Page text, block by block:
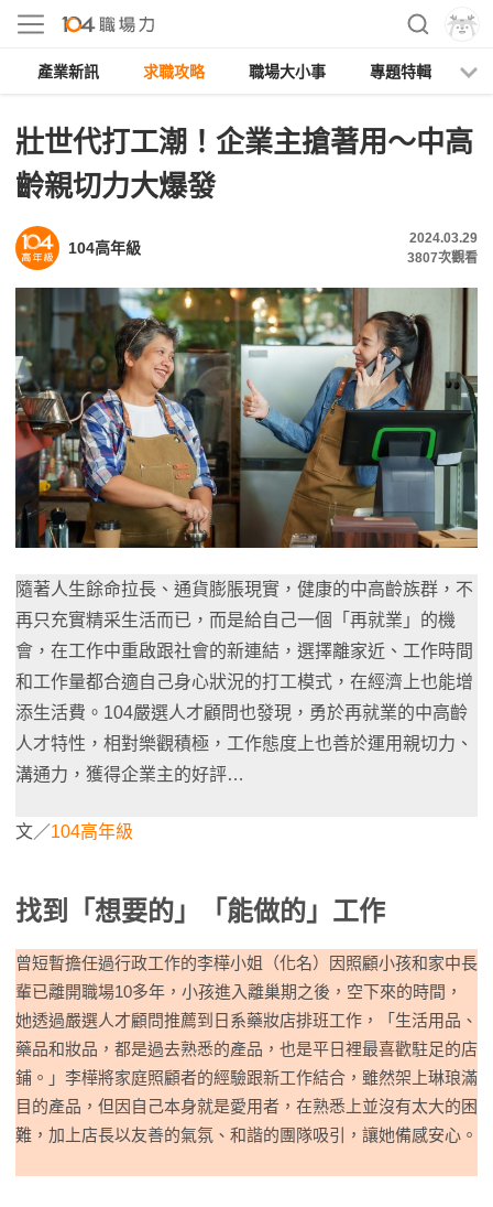
產業新訊 求職攻略 職場大小事 專題特輯
壯世代打工潮！企業主搶著用～中高
齡親切力大爆發
104高年級
2024.03.29
3807次觀看
隨著人生餘命拉長、通貨膨脹現實，健康的中高齡族群，不
再只充實精采生活而已，而是給自己一個「再就業」的機
會，在工作中重啟跟社會的新連結，選擇離家近、工作時間
和工作量都合適自己身心狀況的打工模式，在經濟上也能增
添生活費。104嚴選人才顧問也發現，勇於再就業的中高齡
人才特性，相對樂觀積極，工作態度上也善於運用親切力、
溝通力，獲得企業主的好評…
文／104高年級
找到「想要的」「能做的」工作
曾短暫擔任過行政工作的李樺小姐（化名）因照顧小孩和家中長
輩已離開職場10多年，小孩進入離巢期之後，空下來的時間，
她透過嚴選人才顧問推薦到日系藥妝店排班工作，「生活用品、
藥品和妝品，都是過去熟悉的產品，也是平日裡最喜歡駐足的店
鋪。」李樺將家庭照顧者的經驗跟新工作結合，雖然架上琳琅滿
目的產品，但因自己本身就是愛用者，在熟悉上並沒有太大的困
難，加上店長以友善的氣氛、和諧的團隊吸引，讓她備感安心。